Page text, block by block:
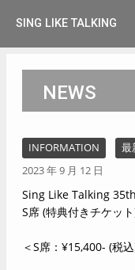
SING LIKE TALKING
NEWS
INFORMATION 最
2023 年 9 月 12 日
Sing Like Talking
S席 (特典付きチケッ
＜S席：¥15,400- (税